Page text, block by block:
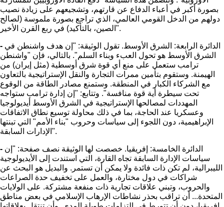
بصورة أكبر في أعباء الدفاع عن قارتهم، وتشجيعهم على زيادة نصيب
دولهم من الدخل القومي العالمي، الذي تراجع بصورة ملموسة (لصالح
الصين، بالتأكيد) في ربع القرن الأخير".
- الدائرة الرابعة: الشرق الأوسط. تقول الوثيقة: "إن هدف واشنطن في
الشرق الأوسط هو تحول العبء وبناء السلم". بالتالي، فإن "واشنطن
ترامب ستعمل على منع أي قوة شرق أوسطية (مثل إيران) من
الهيمنة. وستقوم بتأمين ممرات التجارة والنقل الإستراتيجية بالتعاون
مع الشركاء الكبار في المنطقة. وستمنع مصادر الطاقة من الوقوع
تحت سيطرة أية قوة منافسة". وتتابع: "إن إدارة ترامب ستواجه
المهددات لمصالحها الإستراتيجية في الشرق الأوسط أيديولوجيا
وعسكريا عند الحاجة، بما في ذلك محاولة توسيع نطاق الاتفاقات
الإبراهيمية، دون اللجوء إلى سياسات وحروب "بناء الأمم" التي تبنتها
الإدارات السابقة".
- الدائرة الخامسة: إفريقيا. خصصت لها الوثيقة نصف صفحة: "إن
سياسات الإدارة السابقة تجاه القارة، التي استندت إلى الأيديولوجية
الليبرالية، لم تكن ذات فائدة ولا يمكن أن تستمر. والبديل هو البحث عن
شراكات في دول مختارة، والعمل على تخفيف حدة الصراعات
والحروب، وتبني علاقات تجارية ذات منفعة مشتركة. على الولايات
المتحدة... أن تراقب بحذر نشاطات الإرهاب الإسلامي في بعض مناطق